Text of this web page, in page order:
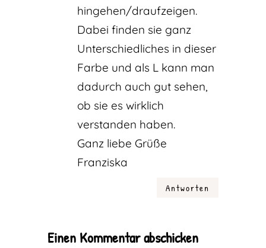
hingehen/draufzeigen.
Dabei finden sie ganz
Unterschiedliches in dieser
Farbe und als L kann man
dadurch auch gut sehen,
ob sie es wirklich
verstanden haben.
Ganz liebe Grüße
Franziska
Antworten
Einen Kommentar abschicken